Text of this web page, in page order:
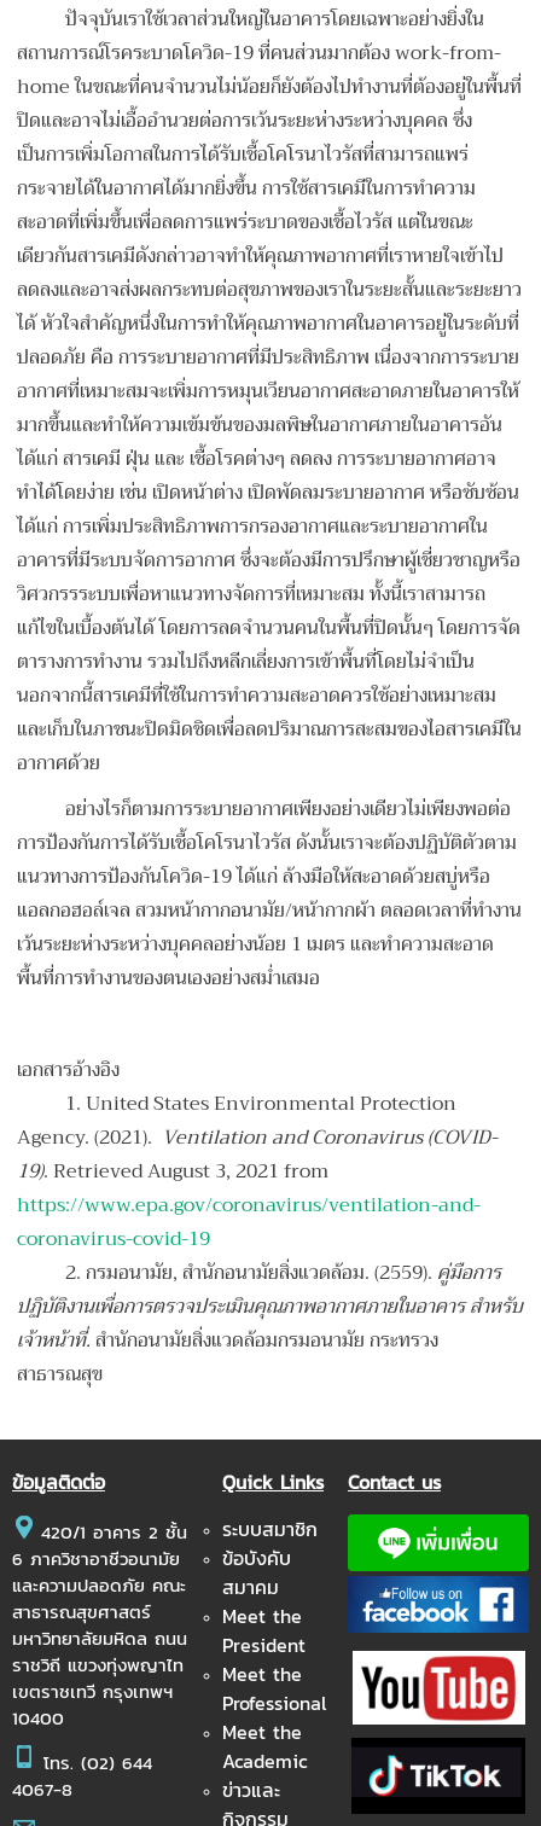
ปัจจุบันเราใช้เวลาส่วนใหญ่ในอาคารโดยเฉพาะอย่างยิ่งใน
สถานการณ์โรคระบาดโควิด-19 ที่คนส่วนมากต้อง work-from-
home ในขณะที่คนจำนวนไม่น้อยก็ยังต้องไปทำงานที่ต้องอยู่ในพื้นที่
ปิดและอาจไม่เอื้ออำนวยต่อการเว้นระยะห่างระหว่างบุคคล ซึ่ง
เป็นการเพิ่มโอกาสในการได้รับเชื้อโคโรนาไวรัสที่สามารถแพร่
กระจายได้ในอากาศได้มากยิ่งขึ้น การใช้สารเคมีในการทำความ
สะอาดที่เพิ่มขึ้นเพื่อลดการแพร่ระบาดของเชื้อไวรัส แต่ในขณะ
เดียวกันสารเคมีดังกล่าวอาจทำให้คุณภาพอากาศที่เราหายใจเข้าไป
ลดลงและอาจส่งผลกระทบต่อสุขภาพของเราในระยะสั้นและระยะยาว
ได้ หัวใจสำคัญหนึ่งในการทำให้คุณภาพอากาศในอาคารอยู่ในระดับที่
ปลอดภัย คือ การระบายอากาศที่มีประสิทธิภาพ เนื่องจากการระบาย
อากาศที่เหมาะสมจะเพิ่มการหมุนเวียนอากาศสะอาดภายในอาคารให้
มากขึ้นและทำให้ความเข้มข้นของมลพิษในอากาศภายในอาคารอัน
ได้แก่ สารเคมี ฝุ่น และ เชื้อโรคต่างๆ ลดลง การระบายอากาศอาจ
ทำได้โดยง่าย เช่น เปิดหน้าต่าง เปิดพัดลมระบายอากาศ หรือซับซ้อน
ได้แก่ การเพิ่มประสิทธิภาพการกรองอากาศและระบายอากาศใน
อาคารที่มีระบบจัดการอากาศ ซึ่งจะต้องมีการปรึกษาผู้เชี่ยวชาญหรือ
วิศวกรรระบบเพื่อหาแนวทางจัดการที่เหมาะสม ทั้งนี้เราสามารถ
แก้ไขในเบื้องต้นได้ โดยการลดจำนวนคนในพื้นที่ปิดนั้นๆ โดยการจัด
ตารางการทำงาน รวมไปถึงหลีกเลี่ยงการเข้าพื้นที่โดยไม่จำเป็น
นอกจากนี้สารเคมีที่ใช้ในการทำความสะอาดควรใช้อย่างเหมาะสม
และเก็บในภาชนะปิดมิดชิดเพื่อลดปริมาณการสะสมของไอสารเคมีใน
อากาศด้วย
อย่างไรก็ตามการระบายอากาศเพียงอย่างเดียวไม่เพียงพอต่อ
การป้องกันการได้รับเชื้อโคโรนาไวรัส ดังนั้นเราจะต้องปฏิบัติตัวตาม
แนวทางการป้องกันโควิด-19 ได้แก่ ล้างมือให้สะอาดด้วยสบู่หรือ
แอลกอฮอล์เจล สวมหน้ากากอนามัย/หน้ากากผ้า ตลอดเวลาที่ทำงาน
เว้นระยะห่างระหว่างบุคคลอย่างน้อย 1 เมตร และทำความสะอาด
พื้นที่การทำงานของตนเองอย่างสม่ำเสมอ
เอกสารอ้างอิง
1.United States Environmental Protection
Agency. (2021). Ventilation and Coronavirus (COVID-
19). Retrieved August 3, 2021 from
https://www.epa.gov/coronavirus/ventilation-and-
coronavirus-covid-19
2.กรมอนามัย, สำนักอนามัยสิ่งแวดล้อม. (2559). คู่มือการ
ปฏิบัติงานเพื่อการตรวจประเมินคุณภาพอากาศภายในอาคาร สำหรับ
เจ้าหน้าที่.สำนักอนามัยสิ่งแวดล้อมกรมอนามัย กระทรวง
สาธารณสุข
ข้อมูลติดต่อ
420/1 อาคาร 2 ชั้น
6 ภาควิชาอาชีวอนามัย
และความปลอดภัย คณะ
สาธารณสุขศาสตร์
มหาวิทยาลัยมหิดล ถนน
ราชวิถี แขวงทุ่งพญาไท
เขตราชเทวี กรุงเทพฯ
10400
โทร. (02) 644
4067-8
Quick Links
ระบบสมาชิก
ข้อบังคับ
สมาคม
Meet the
President
Meet the
Professional
Meet the
Academic
ข่าวและ
กิจกรรม
Contact us